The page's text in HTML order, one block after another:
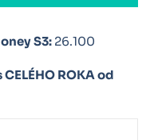
oblastí:
používateľské
S3
S3: 26.100
ROKA od